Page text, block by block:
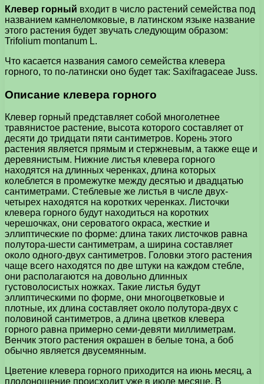
Клевер горный входит в число растений семейства под
названием камнеломковые, в латинском языке название
этого растения будет звучать следующим образом:
Trifolium montanum L.
Что касается названия самого семейства клевера
горного, то по-латински оно будет так: Saxifragaceae Juss.
Описание клевера горного
Клевер горный представляет собой многолетнее
травянистое растение, высота которого составляет от
десяти до тридцати пяти сантиметров. Корень этого
растения является прямым и стержневым, а также еще и
деревянистым. Нижние листья клевера горного
находятся на длинных черенках, длина которых
колеблется в промежутке между десятью и двадцатью
сантиметрами. Стеблевые же листья в числе двух-
четырех находятся на коротких черенках. Листочки
клевера горного будут находиться на коротких
черешочках, они сероватого окраса, жесткие и
эллиптические по форме: длина таких листочков равна
полутора-шести сантиметрам, а ширина составляет
около одного-двух сантиметров. Головки этого растения
чаще всего находятся по две штуки на каждом стебле,
они располагаются на довольно длинных
густоволосистых ножках. Такие листья будут
эллиптическими по форме, они многоцветковые и
плотные, их длина составляет около полутора-двух с
половиной сантиметров, а длина цветков клевера
горного равна примерно семи-девяти миллиметрам.
Венчик этого растения окрашен в белые тона, а боб
обычно является двусемянным.
Цветение клевера горного приходится на июнь месяц, а
плодоношение происходит уже в июле месяце. В